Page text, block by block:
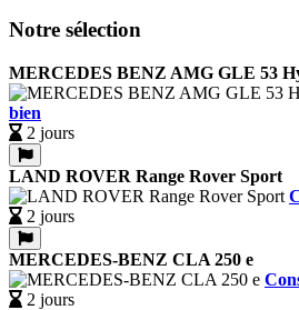
Notre sélection
MERCEDES BENZ AMG GLE 53
bien
2 jours
LAND ROVER Range Rover Sport
2 jours
MERCEDES-BENZ CLA 250 e
2 jours